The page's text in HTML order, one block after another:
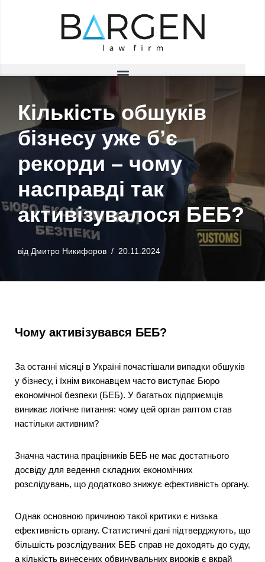
Кількість обшуків
бізнесу уже бʼє
рекорди – чому
насправді так
активізувалося БЕБ?
від Дмитро Никифоров 20.11.2024
Чому активізувався БЕБ?
За останні місяці в Україні почастішали випадки обшуків
у бізнесу, і їхнім виконавцем часто виступає Бюро
економічної безпеки (БЕБ). У багатьох підприємців
виникає логічне питання: чому цей орган раптом став
настільки активним?
Значна частина працівників БЕБ не має достатнього
досвіду для ведення складних економічних
розслідувань, що додатково знижує ефективність органу.
Однак основною причиною такої критики є низька
ефективність органу. Статистичні дані підтверджують, що
більшість розслідуваних БЕБ справ не доходять до суду,
а кількість винесених обвинувальних вироків є вкрай